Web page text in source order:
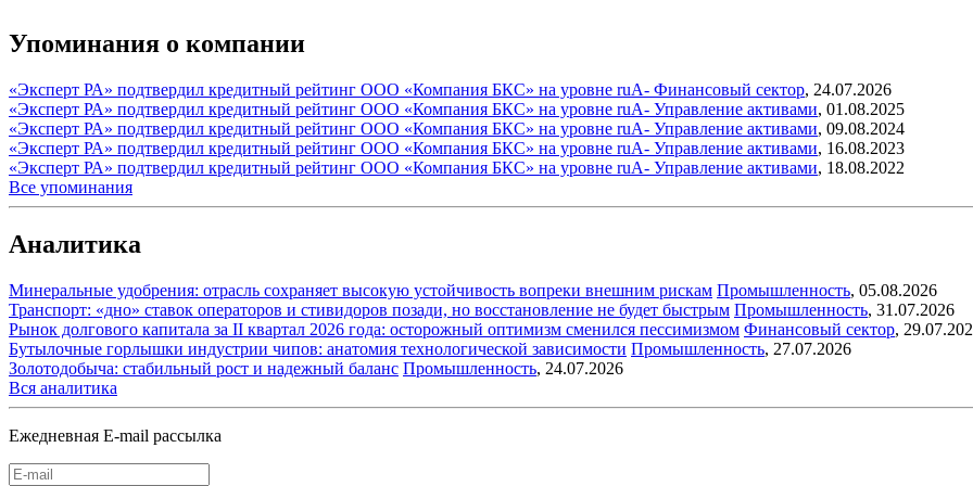
Упоминания о компании
«Эксперт РА» подтвердил кредитный рейтинг ООО «Компания БКС» на уровне ruA- Финансовый сектор, 24.07.2026
«Эксперт РА» подтвердил кредитный рейтинг ООО «Компания БКС» на уровне ruA- Управление активами, 01.08.2025
«Эксперт РА» подтвердил кредитный рейтинг ООО «Компания БКС» на уровне ruA- Управление активами, 09.08.2024
«Эксперт РА» подтвердил кредитный рейтинг ООО «Компания БКС» на уровне ruA- Управление активами, 16.08.2023
«Эксперт РА» подтвердил кредитный рейтинг ООО «Компания БКС» на уровне ruA- Управление активами, 18.08.2022
Все упоминания
Аналитика
Минеральные удобрения: отрасль сохраняет высокую устойчивость вопреки внешним рискам Промышленность, 05.08.2026
Транспорт: «дно» ставок операторов и стивидоров позади, но восстановление не будет быстрым Промышленность, 31.07.2026
Рынок долгового капитала за II квартал 2026 года: осторожный оптимизм сменился пессимизмом Финансовый сектор,
Бутылочные горлышки индустрии чипов: анатомия технологической зависимости Промышленность, 27.07.2026
Золотодобыча: стабильный рост и надежный баланс Промышленность, 24.07.2026
Вся аналитика
Ежедневная E-mail рассылка